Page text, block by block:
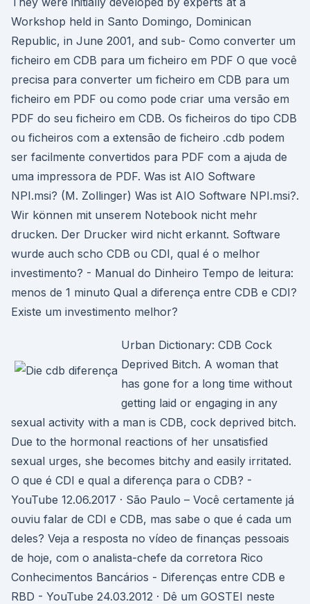
Workshop held in Santo Domingo, Dominican
Republic, in June 2001, and sub- Como converter um
ficheiro em CDB para um ficheiro em PDF O que você
precisa para converter um ficheiro em CDB para um
ficheiro em PDF ou como pode criar uma versão em
PDF do seu ficheiro em CDB. Os ficheiros do tipo CDB
ou ficheiros com a extensão de ficheiro .cdb podem
ser facilmente convertidos para PDF com a ajuda de
uma impressora de PDF. Was ist AIO Software
NPI.msi? (M. Zollinger) Was ist AIO Software NPI.msi?.
Wir können mit unserem Notebook nicht mehr
drucken. Der Drucker wird nicht erkannt. Software
wurde auch scho CDB ou CDI, qual é o melhor
investimento? - Manual do Dinheiro Tempo de leitura:
menos de 1 minuto Qual a diferença entre CDB e CDI?
Existe um investimento melhor?
Urban Dictionary: CDB Cock
Deprived Bitch. A woman that
has gone for a long time without
getting laid or engaging in any
sexual activity with a man is CDB, cock deprived bitch.
Due to the hormonal reactions of her unsatisfied
sexual urges, she becomes bitchy and easily irritated.
O que é CDI e qual a diferença para o CDB? -
YouTube 12.06.2017 · São Paulo – Você certamente já
ouviu falar de CDI e CDB, mas sabe o que é cada um
deles? Veja a resposta no vídeo de finanças pessoais
de hoje, com o analista-chefe da corretora Rico
Conhecimentos Bancários - Diferenças entre CDB e
RBD - YouTube 24.03.2012 · Dê um GOSTEI neste